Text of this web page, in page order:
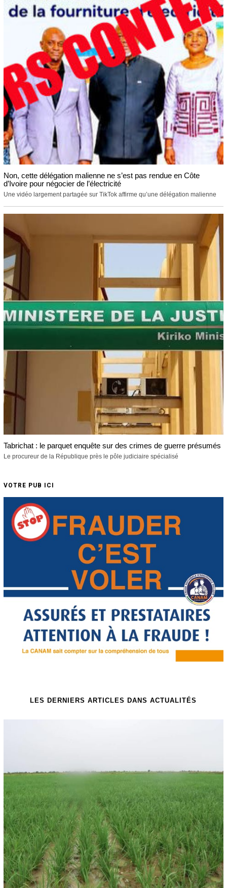
Non, cette délégation malienne ne s’est pas rendue en Côte
d’Ivoire pour négocier de l’électricité
Une vidéo largement partagée sur TikTok affirme qu’une délégation malienne
Tabrichat : le parquet enquête sur des crimes de guerre présumés
Le procureur de la République près le pôle judiciaire spécialisé
VOTRE PUB ICI
LES DERNIERS ARTICLES DANS ACTUALITÉS